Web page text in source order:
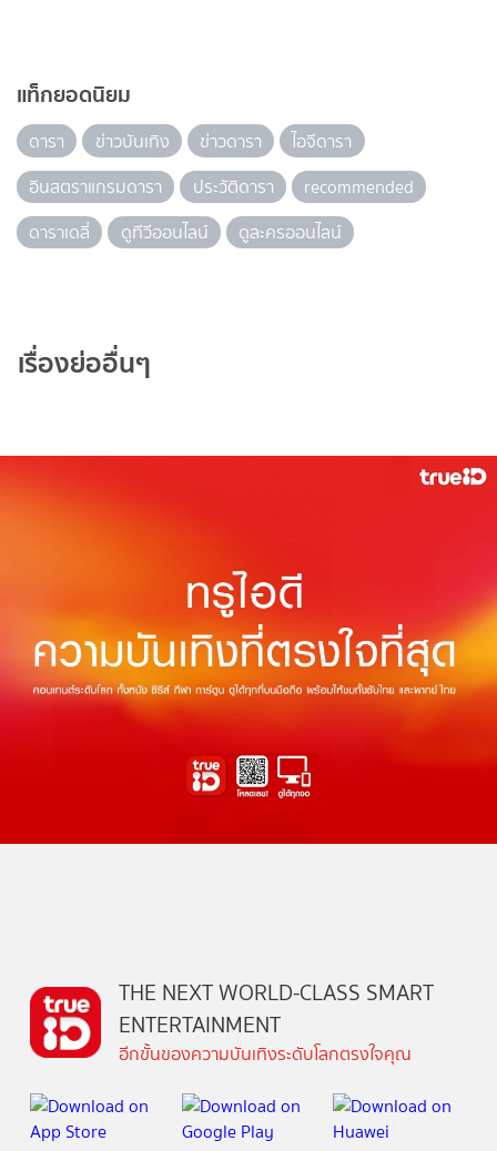
แท็กยอดนิยม
ดารา ข่าวบันเทิง ข่าวดารา
ไอจีดารา
อินสตราแกรมดารา
ประวัติดารา
recommended
ดาราเดลี่
ดูทีวีออนไลน์ ดูละครออนไลน์
เรื่องย่ออื่นๆ
THE NEXT WORLD-CLASS SMART
ENTERTAINMENT
อีกขั้นของความบันเทิงระดับโลกตรงใจคุณ